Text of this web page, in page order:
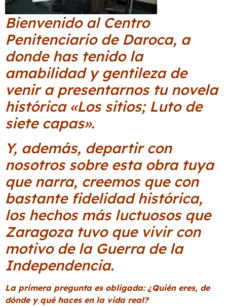
Bienvenido al Centro
Penitenciario de Daroca, a
donde has tenido la
amabilidad y gentileza de
venir a presentarnos tu novela
histórica «Los sitios; Luto de
siete capas».
Y, además, departir con
nosotros sobre esta obra tuya
que narra, creemos que con
bastante fidelidad histórica,
los hechos más luctuosos que
Zaragoza tuvo que vivir con
motivo de la Guerra de la
Independencia.
La primera pregunta es obligada: ¿Quién eres, de
dónde y qué haces en la vida real?